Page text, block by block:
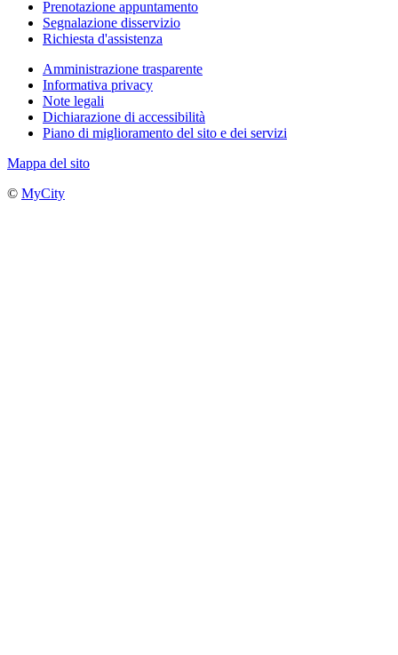
Prenotazione appuntamento
Segnalazione disservizio
Richiesta d'assistenza
Amministrazione trasparente
Informativa privacy
Note legali
Dichiarazione di accessibilità
Piano di miglioramento del sito e dei servizi
Mappa del sito
© MyCity